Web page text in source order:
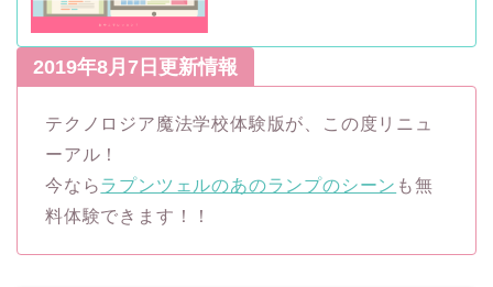
2019年8月7日更新情報
テクノロジア魔法学校体験版が、この度リニュ
ーアル！
今ならラプンツェルのあのランプのシーン も無
料体験できます！！